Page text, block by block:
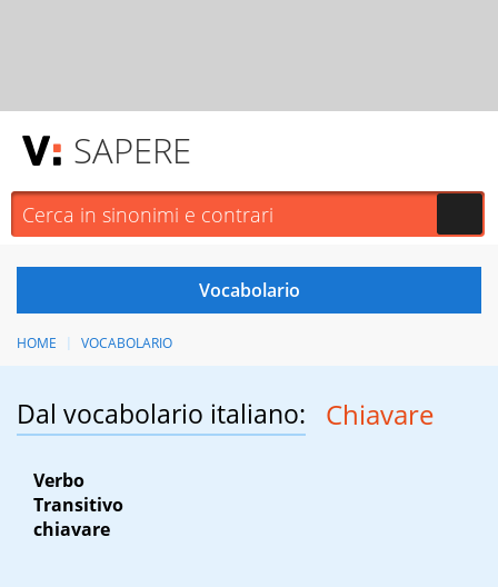
SAPERE
HOME VOCABOLARIO
Dal vocabolario italiano: Chiavare
Verbo
Transitivo
chiavare